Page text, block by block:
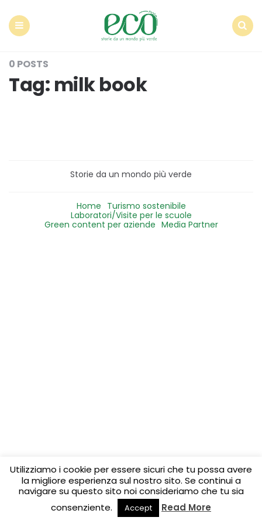
0 POSTS
Tag: milk book
Storie da un mondo più verde
Home Turismo sostenibile
Laboratori/Visite per le scuole
Green content per aziende Media Partner
Utilizziamo i cookie per essere sicuri che tu possa avere
la migliore esperienza sul nostro sito. Se continui a
navigare su questo sito noi consideriamo che tu sia
consenziente.
Accept Read More